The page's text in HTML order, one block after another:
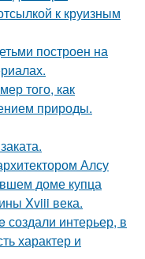
к круизным
построен на
того, как
природы.
Алсу
доме купца
Xviii века.
интерьер, в
характер и